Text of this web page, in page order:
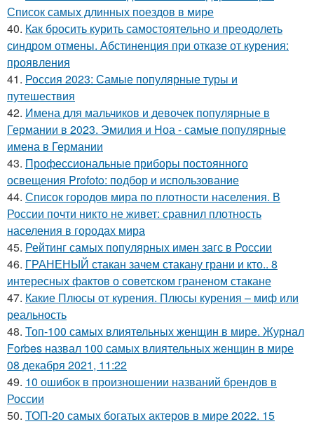
Список самых длинных поездов в мире
40. Как бросить курить самостоятельно и преодолеть
синдром отмены. Абстиненция при отказе от курения:
проявления
41. Россия 2023: Самые популярные туры и
путешествия
42. Имена для мальчиков и девочек популярные в
Германии в 2023. Эмилия и Ноа - самые популярные
имена в Германии
43. Профессиональные приборы постоянного
освещения Profoto: подбор и использование
44. Список городов мира по плотности населения. В
России почти никто не живет: сравнил плотность
населения в городах мира
45. Рейтинг самых популярных имен загс в России
46. ГРАНЕНЫЙ стакан зачем стакану грани и кто.. 8
интересных фактов о советском граненом стакане
47. Какие Плюсы от курения. Плюсы курения – миф или
реальность
48. Топ-100 самых влиятельных женщин в мире. Журнал
Forbes назвал 100 самых влиятельных женщин в мире
08 декабря 2021, 11:22
49. 10 ошибок в произношении названий брендов в
России
50. ТОП-20 самых богатых актеров в мире 2022. 15